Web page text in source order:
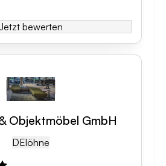
bewerten
Objektmöbel GmbH
DELöhne